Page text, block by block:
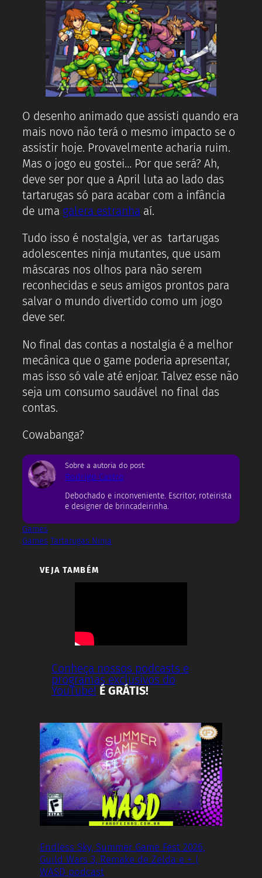
O desenho animado que assisti quando era
mais novo não terá o mesmo impacto se o
assistir hoje. Provavelmente acharia ruim.
Mas o jogo eu gostei… Por que será? Ah,
deve ser por que a April luta ao lado das
tartarugas só para acabar com a infância
de uma galera estranha aí.
Tudo isso é nostalgia, ver as tartarugas
adolescentes ninja mutantes, que usam
máscaras nos olhos para não serem
reconhecidas e seus amigos prontos para
salvar o mundo divertido como um jogo
deve ser.
No final das contas a nostalgia é a melhor
mecânica que o game poderia apresentar,
mas isso só vale até enjoar. Talvez esse não
seja um consumo saudável no final das
contas.
Cowabanga?
Sobre a autoria do post:
Rodrigo Castro
Debochado e inconveniente. Escritor, roteirista
e designer de brincadeirinha.
Games
Games Tartarugas Ninja
VEJA TAMBÉM
Conheça nossos podcasts e
programas exclusivos do
YouTube! É GRÁTIS!
Endless Sky, Summer Game Fest 2026,
Guild Wars 3, Remake de Zelda e + |
WASD podcast